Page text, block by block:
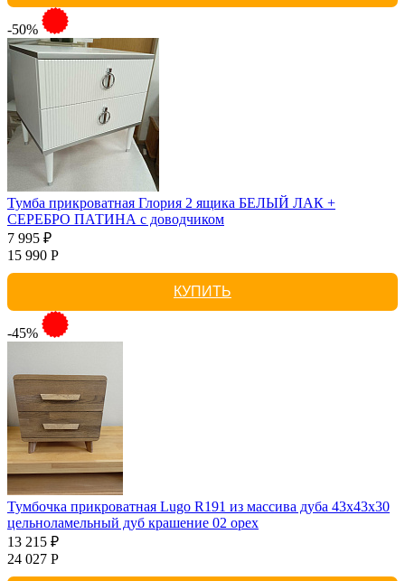
-50%
Тумба прикроватная Глория 2 ящика БЕЛЫЙ ЛАК +
СЕРЕБРО ПАТИНА с доводчиком
7 995 ₽
15 990 Р
КУПИТЬ
-45%
Тумбочка прикроватная Lugo R191 из массива дуба 43х43х30
цельноламельный дуб крашение 02 орех
13 215 ₽
24 027 Р